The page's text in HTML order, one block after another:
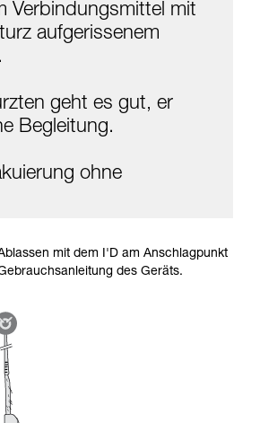
Prüfen Sie zusammen mit
ob Sie in der Lage sind, den
sicher zu wiederholen, bevor
durchführen.
Techniken. Möglicherweise gibt es
Techniken, die hier nicht
werden.
Verbindungsmittel mit
aufgerissenem
geht es gut, er
Begleitung.
ohne
mit dem I'D am Anschlagpunkt
des Geräts.